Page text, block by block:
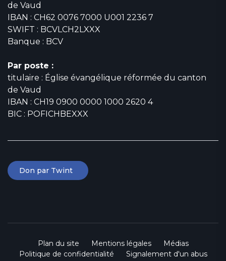
de Vaud
IBAN : CH62 0076 7000 U001 2236 7
SWIFT : BCVLCH2LXXX
Banque : BCV
Par poste :
titulaire : Église évangélique réformée du canton
de Vaud
IBAN : CH19 0900 0000 1000 2620 4
BIC : POFICHBEXXX
Don par Twint
Plan du site Mentions légales
Médias
Politique de confidentialité
Signalement d'un abus